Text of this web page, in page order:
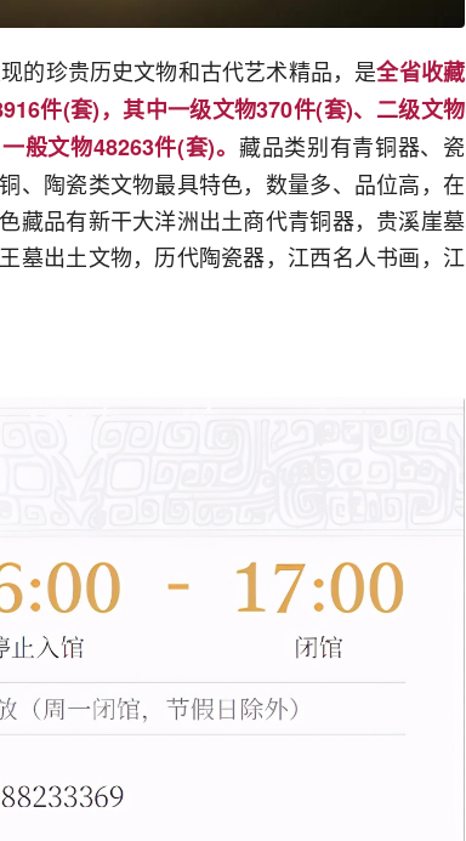
的珍贵历史文物和古代艺术精品，是全省收藏
件(套)，其中一级文物370件(套)、二级文物
般文物48263件(套)。 藏品类别有青铜器、瓷
、陶瓷类文物最具特色，数量多、品位高，在
藏品有新干大洋洲出土商代青铜器，贵溪崖墓
墓出土文物，历代陶瓷器，江西名人书画，江